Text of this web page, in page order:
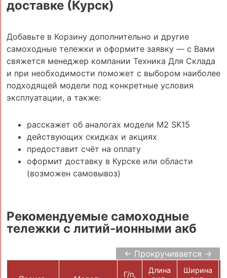
доставке (Курск)
Добавьте в Корзину дополнительно и другие
самоходные тележки и оформите заявку — с Вами
свяжется менеджер компании Техника Для Склада
и при необходимости поможет с выбором наиболее
подходящей модели под конкретные условия
эксплуатации, а также:
расскажет об аналогах модели M2 SK15
действующих скидках и акциях
предоставит счёт на оплату
оформит доставку в Курске или области
(возможен самовывоз)
Рекомендуемые самоходные
тележки с литий-ионными акб
← Прокручивается →
Г/п,
Длина
Ширина